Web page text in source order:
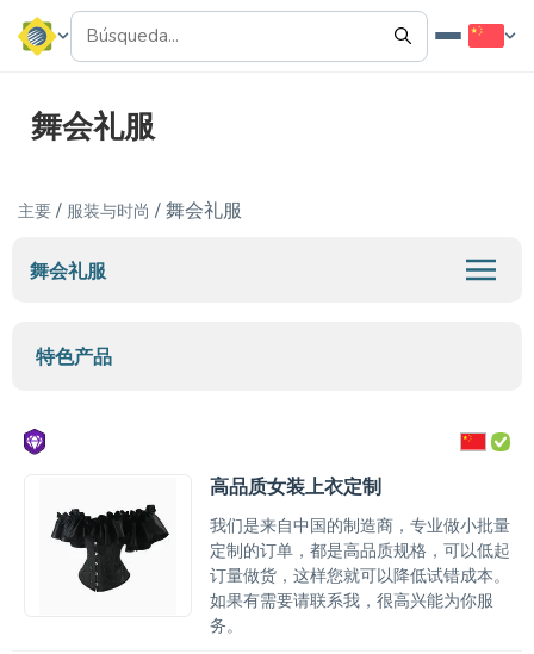
舞会礼服
主要/ 服装与时尚 / 舞会礼服
舞会礼服
特色产品
高品质女装上衣定制
我们是来自中国的制造商，专业做小批量
定制的订单，都是高品质规格，可以低起
订量做货，这样您就可以降低试错成本。
如果有需要请联系我，很高兴能为你服
务。